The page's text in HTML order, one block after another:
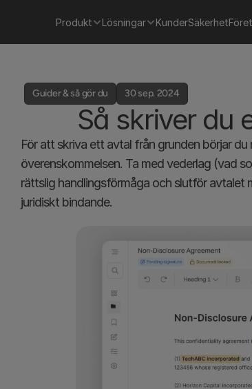
Produkt Lösningar KunderSäkerhet
Guider & så gör du 30 sep. 2024
Så skriver du
För att skriva ett avtal från grunden börjar
överenskommelsen. Ta med vederlag (vad
rättslig handlingsförmåga och slutför avtalet
juridiskt bindande.